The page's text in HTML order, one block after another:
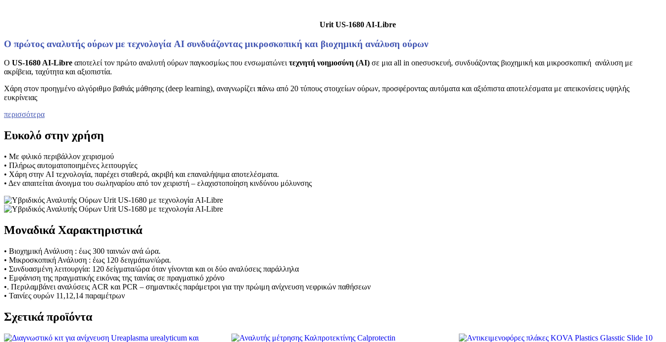
Urit US-1680 AI-Libre
Ο πρώτος αναλυτής ούρων με τεχνολογία AI συνδυάζοντας μικροσκοπική και βιοχημική ανάλυση ούρων
Ο US‑1680 AI‑Libre αποτελεί τον πρώτο αναλυτή ούρων παγκοσμίως που ενσωματώνει τεχνητή νοημοσύνη (AI) σε μια all in oneσυσκευή, συνδυάζοντας βιοχημική και μικροσκοπική ανάλυση με
ακρίβεια, ταχύτητα και αξιοπιστία.
Χάρη στον προηγμένο αλγόριθμο βαθιάς μάθησης (deep learning), αναγνωρίζει πάνω από 20 τύπους στοιχείων ούρων, προσφέροντας αυτόματα και αξιόπιστα αποτελέσματα με απεικονίσεις υψηλής
ευκρίνειας
περισσότερα
Ευκολό στην χρήση
• Με φιλικό περιβάλλον χειρισμού
• Πλήρως αυτοματοποιημένες λειτουργίες
• Χάρη στην AI τεχνολογία, παρέχει σταθερά, ακριβή και επαναλήψιμα αποτελέσματα.
• Δεν απαιτείται άνοιγμα του σωληναρίου από τον χειριστή – ελαχιστοποίηση κινδύνου μόλυνσης
Μοναδικά Χαρακτηριστικά
• Βιοχημική Ανάλυση : έως 300 ταινιών ανά ώρα.
• Μικροσκοπική Ανάλυση : έως 120 δειγμάτων/ώρα.
• Συνδυασμένη λειτουργία: 120 δείγματα/ώρα όταν γίνονται και οι δύο αναλύσεις παράλληλα
• Εμφάνιση της πραγματικής εικόνας της ταινίας σε πραγματικό χρόνο
•. Περιλαμβάνει αναλύσεις ACR και PCR – σημαντικές παράμετροι για την πρώιμη ανίχνευση νεφρικών παθήσεων
• Ταινίες ουρών 11,12,14 παραμέτρων
Σχετικά προϊόντα